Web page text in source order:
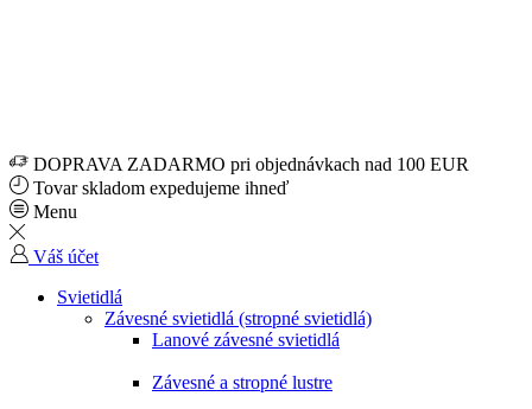
DOPRAVA ZADARMO pri objednávkach nad 100 EUR
Tovar skladom expedujeme ihneď
Menu
Váš účet
Svietidlá
Závesné svietidlá (stropné svietidlá)
Lanové závesné svietidlá
Závesné a stropné lustre